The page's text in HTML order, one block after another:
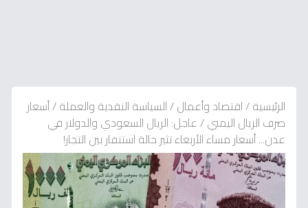
الرئيسية/اقتصاد وأعمال/السياسة النقدية والعملة/أسعار
صرف الريال اليمني/عاجل: الريال السعودي والدولار في
عدن... أسعار مساء الأربعاء تثير حالة استنفار بين التجار!